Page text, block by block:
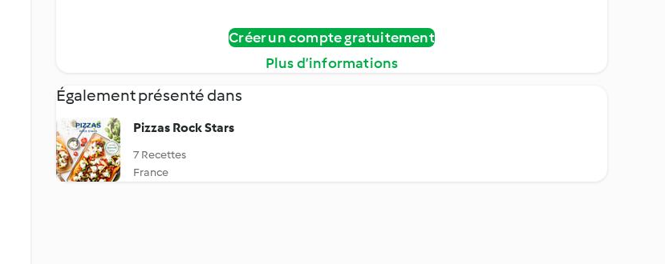
Créer un compte gratuitement
Plus d’informations
Également présenté dans
Pizzas Rock Stars
7 Recettes
France